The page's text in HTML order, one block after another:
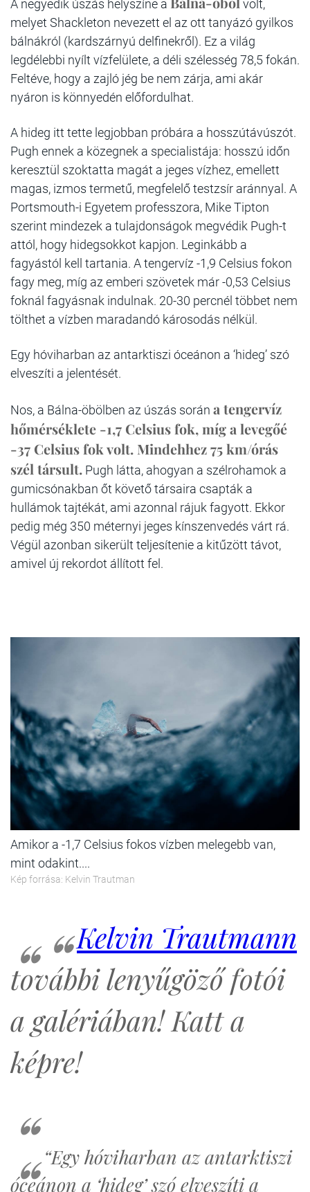
A negyedik úszás helyszíne a
volt,
melyet Shackleton nevezett el az ott tanyázó gyilkos
bálnákról (kardszárnyú delfinekről). Ez a világ
legdélebbi nyílt vízfelülete, a déli szélesség 78,5 fokán.
Feltéve, hogy a zajló jég be nem zárja, ami akár
nyáron is könnyedén előfordulhat.
A hideg itt tette legjobban próbára a hosszútávúszót.
Pugh ennek a közegnek a specialistája: hosszú időn
keresztül szoktatta magát a jeges vízhez, emellett
magas, izmos termetű, megfelelő testzsír aránnyal. A
Portsmouth-i Egyetem professzora, Mike Tipton
szerint mindezek a tulajdonságok megvédik Pugh-t
attól, hogy hidegsokkot kapjon. Leginkább a
fagyástól kell tartania. A tengervíz -1,9 Celsius fokon
fagy meg, míg az emberi szövetek már -0,53 Celsius
foknál fagyásnak indulnak. 20-30 percnél többet nem
tölthet a vízben maradandó károsodás nélkül.
Egy hóviharban az antarktiszi óceánon a ‘hideg’ szó
elveszíti a jelentését.
Nos, a Bálna-öbölben az úszás során a tengervíz
hőmérséklete -1,7 Celsius fok, míg a levegőé
-37 Celsius fok volt. Mindehhez 75 km/órás
szél társult. Pugh látta, ahogyan a szélrohamok a
gumicsónakban őt követő társaira csapták a
hullámok tajtékát, ami azonnal rájuk fagyott. Ekkor
pedig még 350 méternyi jeges kínszenvedés várt rá.
Végül azonban sikerült teljesítenie a kitűzött távot,
amivel új rekordot állított fel.
Amikor a -1,7 Celsius fokos vízben melegebb van,
mint odakint....
Kép forrása: Kelvin Trautman
Kelvin Trautmann
további lenyűgöző fotói
a galériában! Katt a
képre!
“Egy hóviharban az antarktiszi
óceánon a ‘hideg’ szó elveszíti a